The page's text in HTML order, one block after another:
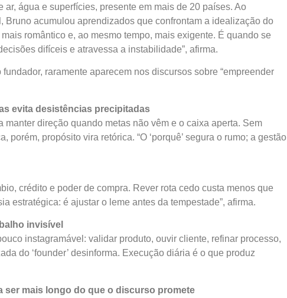
água e superfícies, presente em mais de 20 países. Ao
Bruno acumulou aprendizados que confrontam a idealização do
romântico e, ao mesmo tempo, mais exigente. É quando se
difíceis e atravessa a instabilidade”, afirma.
raramente aparecem nos discursos sobre “empreender
evita desistências precipitadas
manter direção quando metas não vêm e o caixa aperta. Sem
porém, propósito vira retórica. “O ‘porquê’ segura o rumo; a gestão
crédito e poder de compra. Rever rota cedo custa menos que
estratégica: é ajustar o leme antes da tempestade”, afirma.
invisível
instagramável: validar produto, ouvir cliente, refinar processo,
do ‘founder’ desinforma. Execução diária é o que produz
mais longo do que o discurso promete